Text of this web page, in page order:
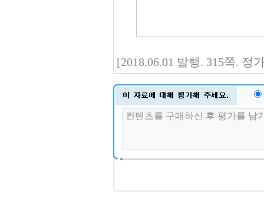
[2018.06.01 발행. 315쪽. 정